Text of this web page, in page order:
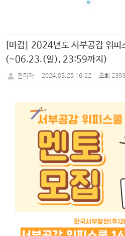
[마감] 2024년도 서부공감 위피
(~06.23.(일), 23:59까지)
관리자 2024.05.25 16:22 조회 2393